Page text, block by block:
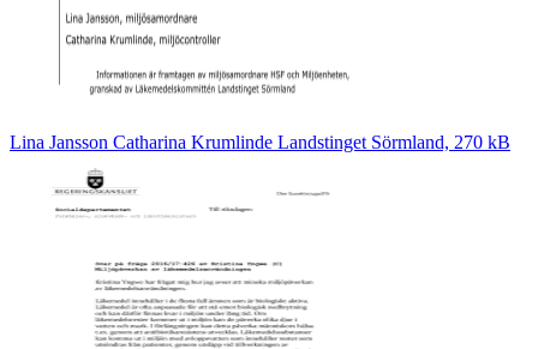
Lina Jansson Catharina Krumlinde Landstinget Sörmland, 270 kB